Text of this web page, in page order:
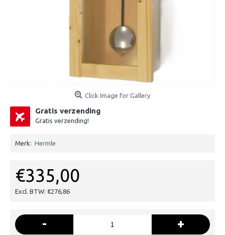
Click Image for Gallery
Gratis verzending
Gratis verzending!
Merk: Hermle
€335,00
Excl. BTW: €276,86
- +